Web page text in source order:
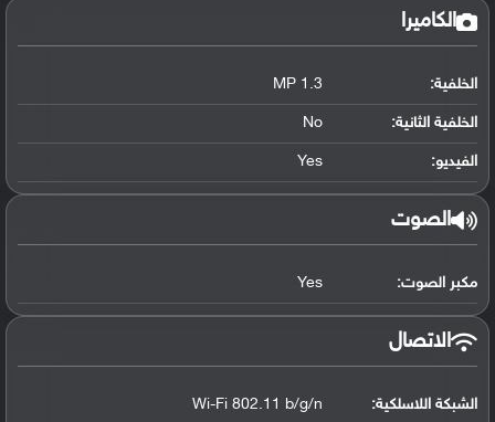
الكاميرا
الخلفية: 1.3 MP
الخلفية الثانية: No
الفيديو: Yes
الصوت
مكبر الصوت: Yes
الاتصال
الشبكة اللاسلكية: Wi-Fi 802.11 b/g/n